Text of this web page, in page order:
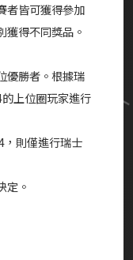
者皆可獲得參加
獲得不同獎品。
優勝者。根據瑞
上位圈玩家進行
則僅進行瑞士
定。